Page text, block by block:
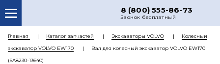
8 (800) 555-86-73
Звонок бесплатный
О НАС
КАТАЛОГ ЗАПЧАСТЕЙ
Главная Каталог запчастей Экскаваторы VOLVO
Колесный
экскаватор VOLVO EW170
Вал для колесный экскаватор VOLVO EW170
(SA8230-13640)